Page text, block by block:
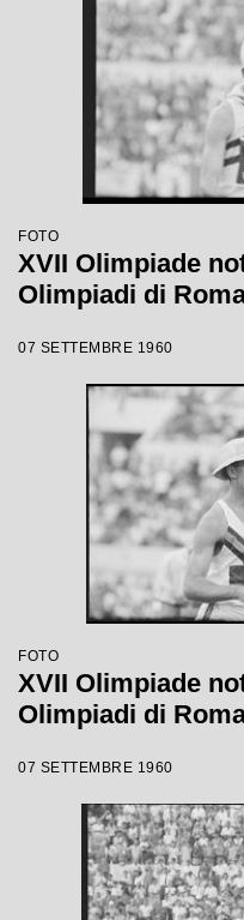
FOTO
XVII Olimpiade
Olimpiadi di
07 SETTEMBRE 1960
FOTO
XVII Olimpiade
Olimpiadi di
07 SETTEMBRE 1960